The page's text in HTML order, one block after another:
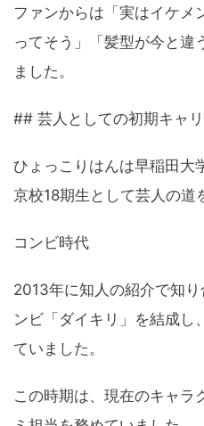
ファンからは「実はイケメ
ってそう」「髪型が今と違
ました。
## 芸人としての初期キャ
ひょっこりはんは早稲田大
京校18期生として芸人の道
コンビ時代
2013年に知人の紹介で知
ンビ「ダイキリ」を結成し
ていました。
この時期は、現在のキャラ